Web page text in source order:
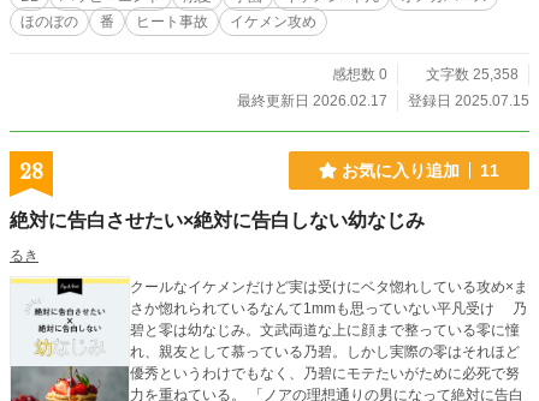
ほのぼの
番 ヒート事故 イケメン攻め
感想数 0
文字数 25,358
最終更新日 2026.02.17
登録日 2025.07.15
28 お気に入り追加 11
絶対に告白させたい×絶対に告白しない幼なじみ
るき
クールなイケメンだけど実は受けにベタ惚れしている攻め×ま
さか惚れられているなんて1mmも思っていない平凡受け 乃
碧と零は幼なじみ。文武両道な上に顔まで整っている零に憧
れ、親友として慕っている乃碧。しかし実際の零はそれほど
優秀というわけでもなく、乃碧にモテたいがために必死で努
力を重ねている。 「ノアの理想通りの男になって絶対に告白